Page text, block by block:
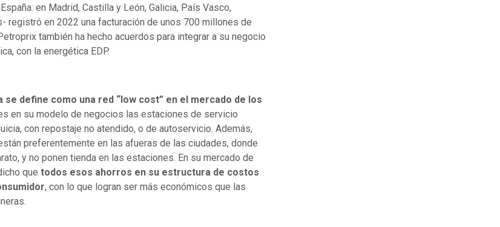
en Madrid, Castilla y León, Galicia, País Vasco,
registró en 2022 una facturación de unos 700 millones de
también ha hecho acuerdos para integrar a su negocio
con la energética EDP.
se define como una red “low cost” en el mercado de los
en su modelo de negocios las estaciones de servicio
con repostaje no atendido, o de autoservicio. Además,
preferentemente en las afueras de las ciudades, donde
y no ponen tienda en las estaciones. En su mercado de
que todos esos ahorros en su estructura de costos
, con lo que logran ser más económicos que las